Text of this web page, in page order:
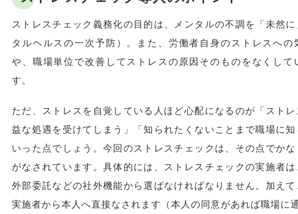
ストレスチェック義務化の目的は、メンタルの不調を「未然
タルヘルスの一次予防）。また、労働者自身のストレスへの
や、職場単位で改善してストレスの原因そのものをなくして
す。
ただ、ストレスを自覚している人ほど心配になるのが「ストレ
益な処遇を受けてしまう」「知られたくないことまで職場に知
いった点でしょう。今回のストレスチェックは、その点でか
がなされています。具体的には、ストレスチェックの実施者は
外部委託などの社外機能から選ばなければなりません。加えて
実施者から本人へ直接なされます（本人の同意があれば職場